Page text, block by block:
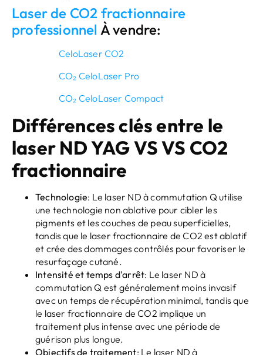
Laser de CO2 fractionnaire
professionnel À vendre:
CeloLaser CO2
CO₂ CeloLaser Pro
CO₂ CeloLaser Compact
Différences clés entre le
laser ND YAG VS VS CO2
fractionnaire
Technologie: Le laser ND à commutation Q utilise
une technologie non ablative pour cibler les
pigments et les couches de peau superficielles,
tandis que le laser fractionnaire de CO2 est ablatif
et crée des dommages contrôlés pour favoriser le
resurfaçage cutané.
Intensité et temps d'arrêt: Le laser ND à
commutation Q est généralement moins invasif
avec un temps de récupération minimal, tandis que
le laser fractionnaire de CO2 implique un
traitement plus intense avec une période de
guérison plus longue.
Objectifs de traitement: Le laser ND à